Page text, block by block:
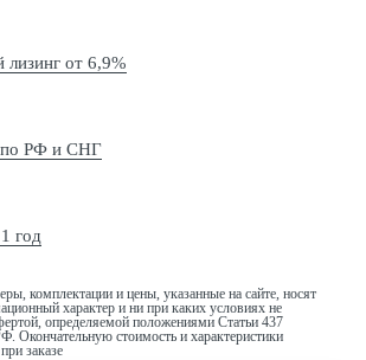
от 6,9%
по РФ и СНГ
год
комплектации и цены, указанные на сайте, носят
характер и ни при каких условиях не
определяемой положениями Статьи 437
Окончательную стоимость и характеристики
заказе